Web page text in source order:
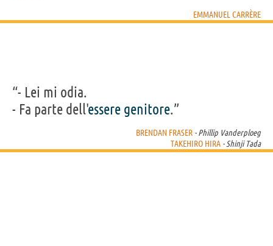
EMMANUEL CARRÈRE
“- Lei mi odia.
- Fa parte dell'essere genitore.”
BRENDAN FRASER - Phillip Vanderploeg
TAKEHIRO HIRA - Shinji Tada